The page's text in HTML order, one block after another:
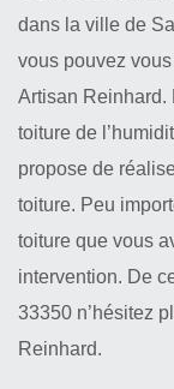
dans la ville de
vous pouvez
Artisan Reinhard.
toiture de
propose de
toiture. Peu
toiture que vous
intervention. De
33350 n’hésitez
Reinhard.